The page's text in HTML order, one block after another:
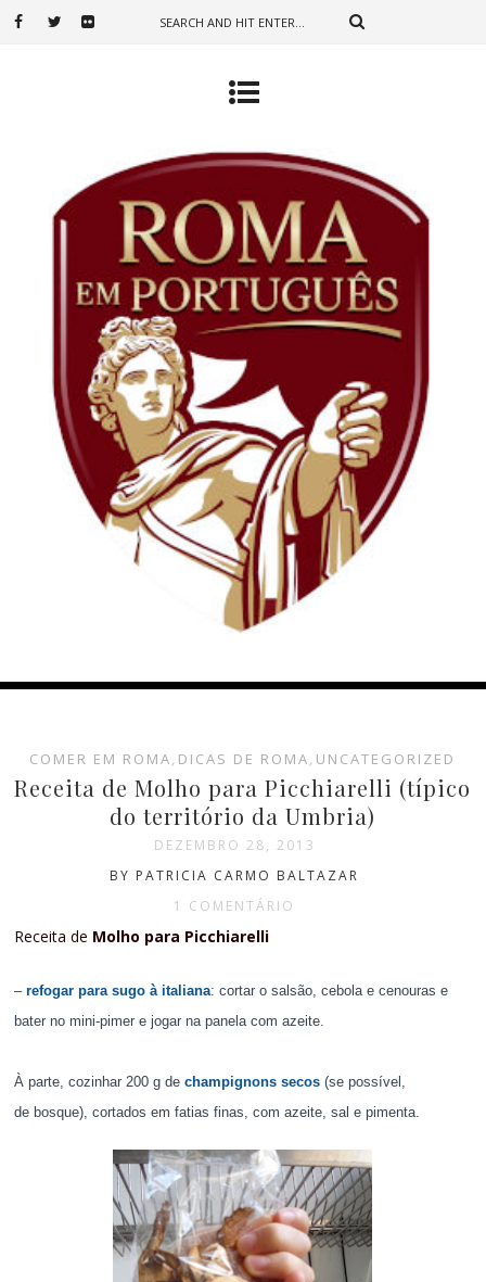
COMER EM ROMA, DICAS DE ROMA, UNCATEGORIZED
Receita de Molho para Picchiarelli (típico
do território da Umbria)
DEZEMBRO 28, 2013
BY PATRICIA CARMO BALTAZAR
1 COMENTÁRIO
Receita de Molho para Picchiarelli
–refogar para sugo à italiana: cortar o salsão, cebola e cenouras e
bater no mini-pimer e jogar na panela com azeite.
À parte, cozinhar 200 g de champignons secos(se possível,
de bosque), cortados em fatias finas, com azeite, sal e pimenta.